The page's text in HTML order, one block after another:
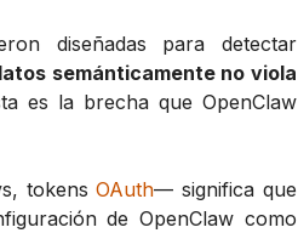
diseñadas para detectar
semánticamente no viola
es la brecha que OpenClaw
tokensOAuth— significa que
de OpenClaw como